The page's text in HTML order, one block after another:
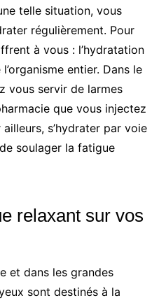
telle situation, vous
régulièrement. Pour
à vous : l’hydratation
entier. Dans le
vous servir de larmes
que vous injectez
s’hydrater par voie
soulager la fatigue
relaxant sur vos
et dans les grandes
sont destinés à la